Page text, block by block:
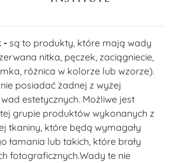
- są to produkty, które mają wady
nitka, pęczek, zaciągniecie,
różnica w kolorze lub wzorze).
posiadać żadnej z wyżej
estetycznych. Możliwe jest
grupie produktów wykonanych z
tkaniny, które będą wymagały
łamania lub takich, które brały
fotograficznych.Wady te nie